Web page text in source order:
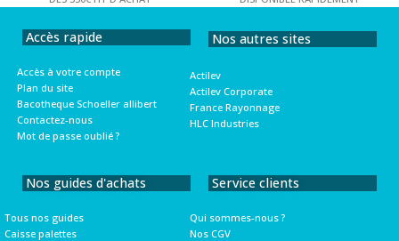
Accès rapide
Accès à votre compte
Plan du site
Bacotheque Schoeller allibert
Contactez-nous
Mot de passe oublié ?
Nos autres sites
Actilev
Actilev Corporate
France Rayonnage
HLC Industries
Nos guides d'achats
Tous nos guides
Caisse palettes
Service clients
Qui sommes-nous ?
Nos CGV